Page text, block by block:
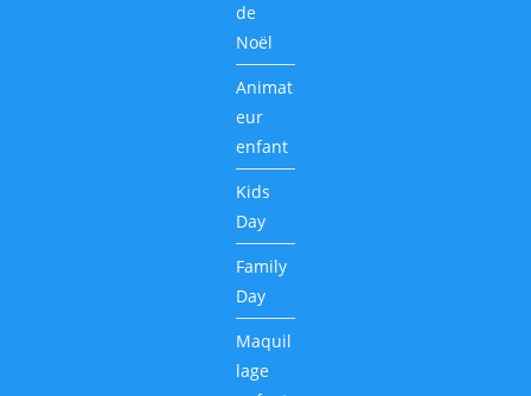
de
Noël
Animat
eur
enfant
Kids
Day
Family
Day
Maquil
lage